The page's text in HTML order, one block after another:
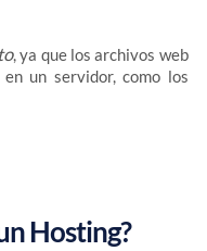
, ya que los archivos web
un servidor, como los
Hosting?